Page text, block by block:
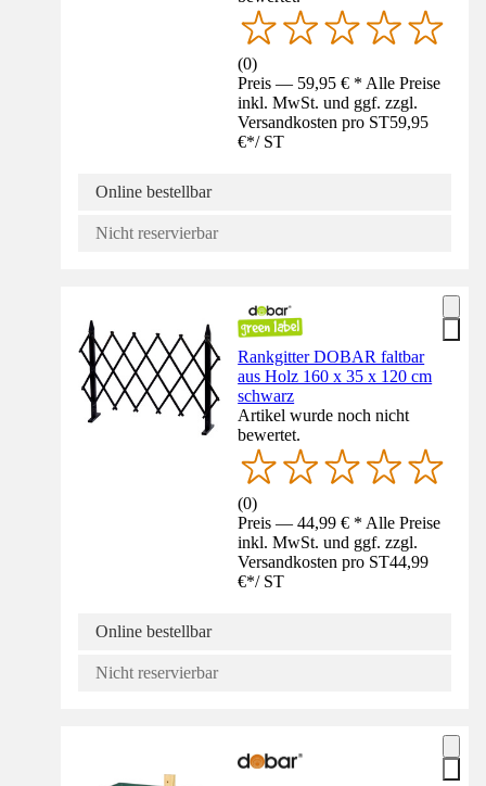
(0)
Preis — 59,95 € * Alle Preise
inkl. MwSt. und ggf. zzgl.
Versandkosten pro ST59,95
€*/ ST
Online bestellbar
Nicht reservierbar
Rankgitter DOBAR faltbar
aus Holz 160 x 35 x 120 cm
schwarz
Artikel wurde noch nicht
bewertet.
(0)
Preis — 44,99 € * Alle Preise
inkl. MwSt. und ggf. zzgl.
Versandkosten pro ST44,99
€*/ ST
Online bestellbar
Nicht reservierbar